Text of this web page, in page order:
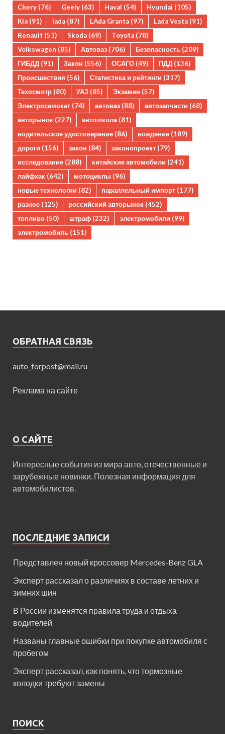
Chery (76) Geely (63) Haval (54) Hyundai (105)
Kia (91) lada (87) LAda Granta (97) Lada Vesta (91)
Renault (51) Skoda (69) Toyota (78)
Volkswagen (85) Автоваз (706) Безопасность (209)
ГИБДД (91) Закон (556) ОСАГО (49) ПДД (136)
Происшествия (56) Статистика и рейтинги (317)
Техосмотр (80) УАЗ (85) Экзамен (57)
Электросамокат (74) автоваз (88) автозапчасти (68)
авторынок (227) автошкола(81)
водительское удостоверение (86) вождение (189)
дороги (156) закон (84) законопроект (79)
исследование (288) китайские автомобили (241)
лайфхак (642) мотоциклы (96)
новые технологии (82) параллельный импорт (177)
разное (125) российский авторынок (452)
топливо (50) штраф (232) электромобили (99)
электромобиль (151)
ОБРАТНАЯ СВЯЗЬ
auto_forpost@mail.ru
Реклама на сайте
О САЙТЕ
Интересные события из мира авто, отечественные и
зарубежные новинки. Полезная информация для
автомобилистов.
ПОСЛЕДНИЕ ЗАПИСИ
Представлен новый кроссовер Mercedes-Benz GLA
Эксперт рассказал о различиях в составе летних и
зимних шин
В России изменятся правила труда и отдыха
водителей
Названы главные ошибки при покупке автомобиля с
пробегом
Эксперт рассказал, как понять, что тормозные
колодки требуют замены
ПОИСК